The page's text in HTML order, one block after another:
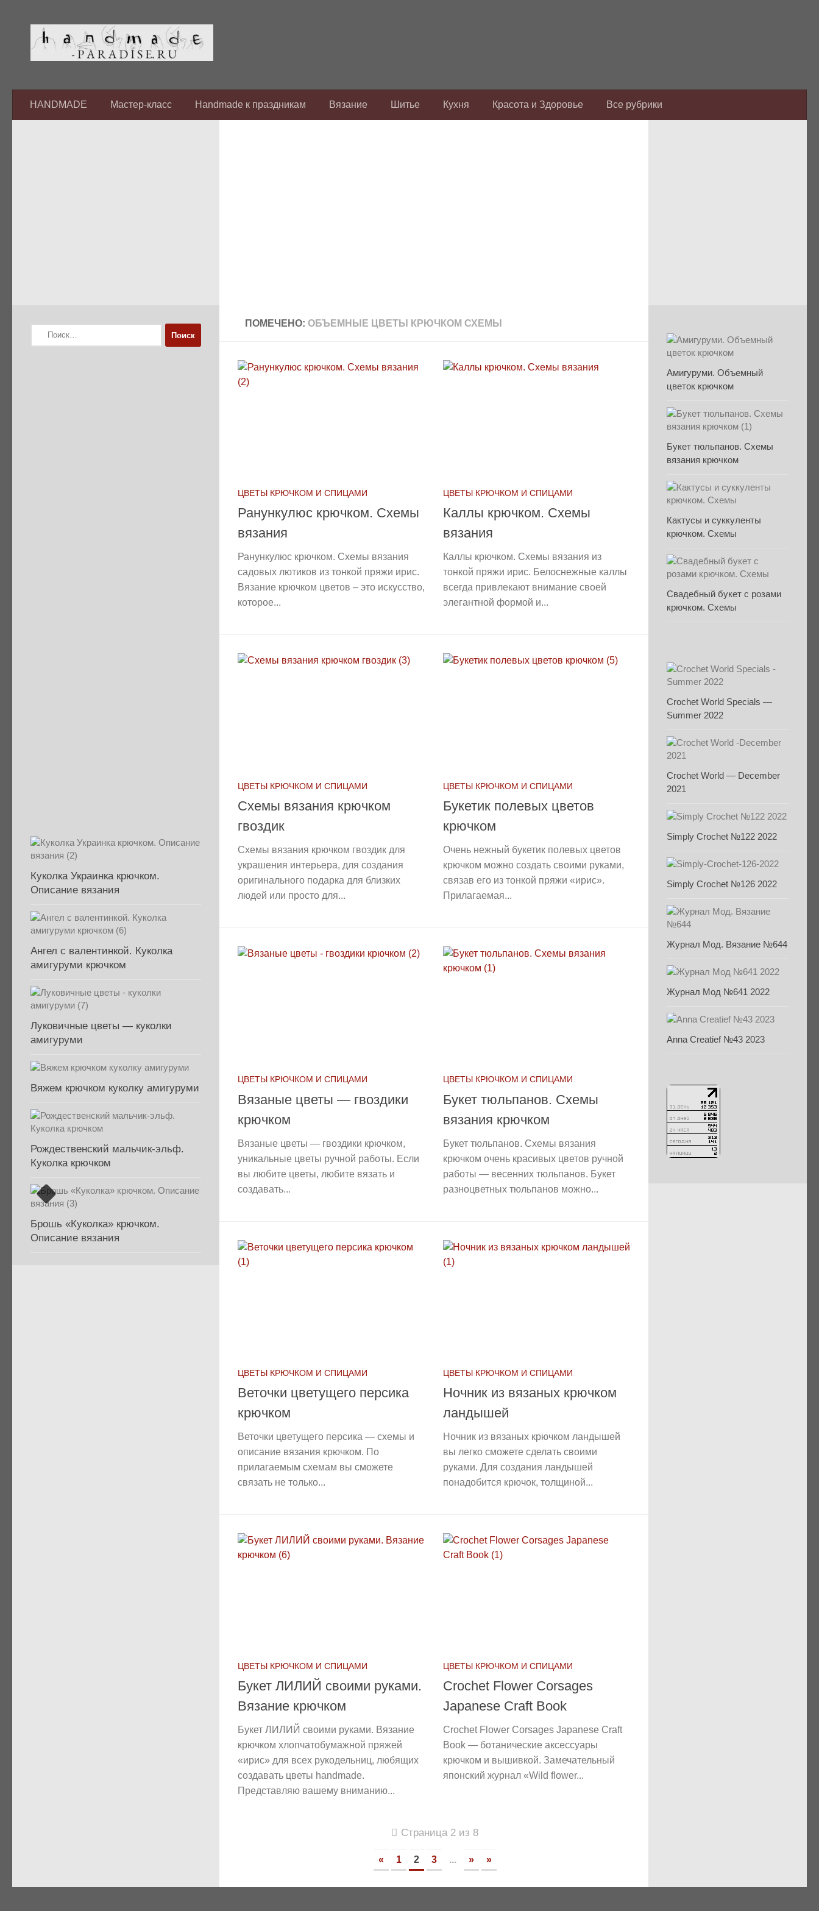
HANDMADE Мастер-класс Handmade к праздникам Вязание Шитье Кухня Красота и Здоровье Все рубрики
ПОМЕЧЕНО: ОБЪЕМНЫЕ ЦВЕТЫ КРЮЧКОМ СХЕМЫ
ЦВЕТЫ КРЮЧКОМ И СПИЦАМИ
Ранункулюс крючком. Схемы
вязания
Ранункулюс крючком. Схемы вязания
садовых лютиков из тонкой пряжи ирис.
Вязание крючком цветов – это искусство,
которое...
ЦВЕТЫ КРЮЧКОМ И СПИЦАМИ
Каллы крючком. Схемы
вязания
Каллы крючком. Схемы вязания из
тонкой пряжи ирис. Белоснежные каллы
всегда привлекают внимание своей
элегантной формой и...
ЦВЕТЫ КРЮЧКОМ И СПИЦАМИ
Схемы вязания крючком
гвоздик
Схемы вязания крючком гвоздик для
украшения интерьера, для создания
оригинального подарка для близких
людей или просто для...
ЦВЕТЫ КРЮЧКОМ И СПИЦАМИ
Букетик полевых цветов
крючком
Очень нежный букетик полевых цветов
крючком можно создать своими руками,
связав его из тонкой пряжи «ирис».
Прилагаемая...
ЦВЕТЫ КРЮЧКОМ И СПИЦАМИ
Вязаные цветы — гвоздики
крючком
Вязаные цветы — гвоздики крючком,
уникальные цветы ручной работы. Если
вы любите цветы, любите вязать и
создавать...
ЦВЕТЫ КРЮЧКОМ И СПИЦАМИ
Букет тюльпанов. Схемы
вязания крючком
Букет тюльпанов. Схемы вязания
крючком очень красивых цветов ручной
работы — весенних тюльпанов. Букет
разноцветных тюльпанов можно...
ЦВЕТЫ КРЮЧКОМ И СПИЦАМИ
Веточки цветущего персика
крючком
Веточки цветущего персика — схемы и
описание вязания крючком. По
прилагаемым схемам вы сможете
связать не только...
ЦВЕТЫ КРЮЧКОМ И СПИЦАМИ
Ночник из вязаных крючком
ландышей
Ночник из вязаных крючком ландышей
вы легко сможете сделать своими
руками. Для создания ландышей
понадобится крючок, толщиной...
ЦВЕТЫ КРЮЧКОМ И СПИЦАМИ
Букет ЛИЛИЙ своими руками.
Вязание крючком
Букет ЛИЛИЙ своими руками. Вязание
крючком хлопчатобумажной пряжей
«ирис» для всех рукодельниц, любящих
создавать цветы handmade.
Представляю вашему вниманию...
ЦВЕТЫ КРЮЧКОМ И СПИЦАМИ
Crochet Flower Corsages
Japanese Craft Book
Crochet Flower Corsages Japanese Craft
Book — ботанические аксессуары
крючком и вышивкой. Замечательный
японский журнал «Wild flower...
Страница 2 из 8
« 1 2 3 ... » »
Найти:
Куколка Украинка крючком.
Описание вязания
Ангел с валентинкой. Куколка
амигуруми крючком
Луковичные цветы — куколки
амигуруми
Вяжем крючком куколку амигуруми
Рождественский мальчик-эльф.
Куколка крючком
Брошь «Куколка» крючком.
Описание вязания
Амигуруми. Объемный
цветок крючком
Букет тюльпанов. Схемы
вязания крючком
Кактусы и суккуленты
крючком. Схемы
Свадебный букет с розами
крючком. Схемы
Crochet World Specials —
Summer 2022
Crochet World — December
2021
Simply Crochet №122 2022
Simply Crochet №126 2022
Журнал Мод. Вязание №644
Журнал Мод №641 2022
Anna Creatief №43 2023